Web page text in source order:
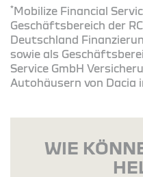
*Mobilize Financial
Geschäftsbereich der
Deutschland
sowie als
Service GmbH
Autohäusern von Dacia
WIE